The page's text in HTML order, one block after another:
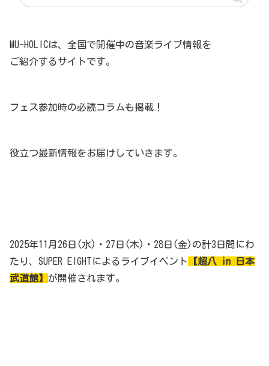
MU-HOLICは、全国で開催中の音楽ライブ情報を
ご紹介するサイトです。
フェス参加時の必読コラムも掲載！
役立つ最新情報をお届けしていきます。
2025年11月26日(水)・27日(木)・28日(金)の計3日間にわ
たり、SUPER EIGHTによるライブイベント
【超八 in 日本
武道館】 が開催されます。